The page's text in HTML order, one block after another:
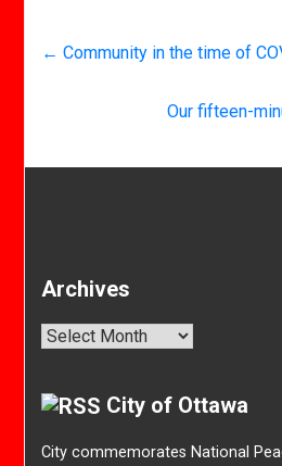
← Community in the time of
Our fifteen-
Archives
Archives
City of Ottawa
City commemorates National